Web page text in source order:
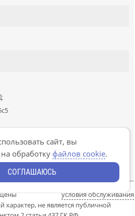
7-8 и Д-14/7-8
условия обслуживания
не является публичной
сайт, вы
обработку файлов cookie.
СОГЛАШАЮСЬ